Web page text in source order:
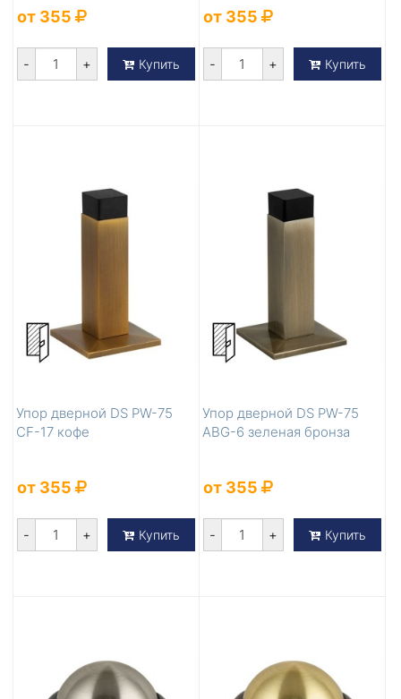
от 355
- + Купить
от 355
- + Купить
Упор дверной DS PW-75
CF-17 кофе
от 355
- + Купить
Упор дверной DS PW-75
ABG-6 зеленая бронза
от 355
- + Купить